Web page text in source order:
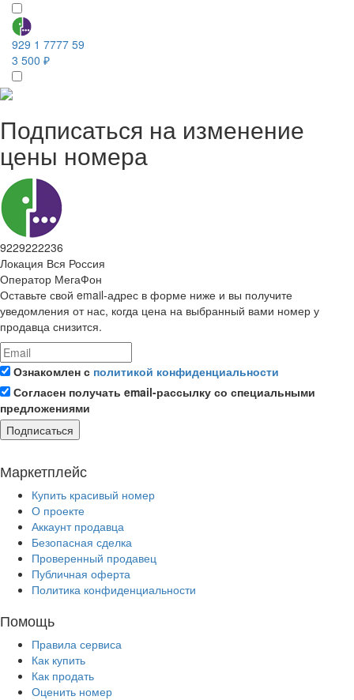
929 1 7777 59
3 500 ₽
Подписаться на изменение
цены номера
9229222236
Локация Вся Россия
Оператор МегаФон
Оставьте свой email-адрес в форме ниже и вы получите
уведомления от нас, когда цена на выбранный вами номер у
продавца снизится.
Ознакомлен с политикой конфиденциальности
Согласен получать email-рассылку со специальными
предложениями
Подписаться
Маркетплейс
Купить красивый номер
О проекте
Аккаунт продавца
Безопасная сделка
Проверенный продавец
Публичная оферта
Политика конфиденциальности
Помощь
Правила сервиса
Как купить
Как продать
Оценить номер